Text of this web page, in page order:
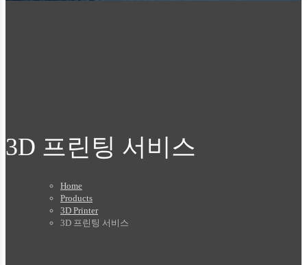
3D 프린팅 서비스
Home
Products
3D Printer
3D 프린팅 서비스